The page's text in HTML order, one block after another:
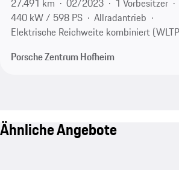
27.491 km
02/2023 1 Vorbesitzer
440 kW / 598 PS
Allradantrieb
Elektrische Reichweite kombiniert
Porsche Zentrum Hofheim
Ähnliche Angebote